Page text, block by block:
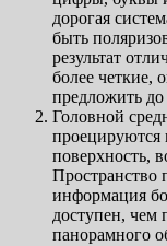
дорогая
быть
результат
более четкие,
предложить до
Головной
проецируются
поверхность,
Пространство
информация
доступен, чем
панорамного